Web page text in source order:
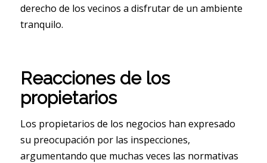
derecho de los vecinos a disfrutar de un ambiente
tranquilo.
Reacciones de los
propietarios
Los propietarios de los negocios han expresado
su preocupación por las inspecciones,
argumentando que muchas veces las normativas